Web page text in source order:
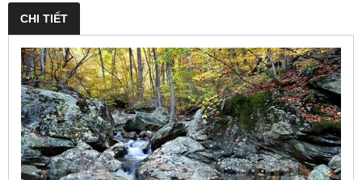
CHI TIẾT